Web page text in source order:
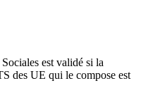
est validé si la
des UE qui le compose est